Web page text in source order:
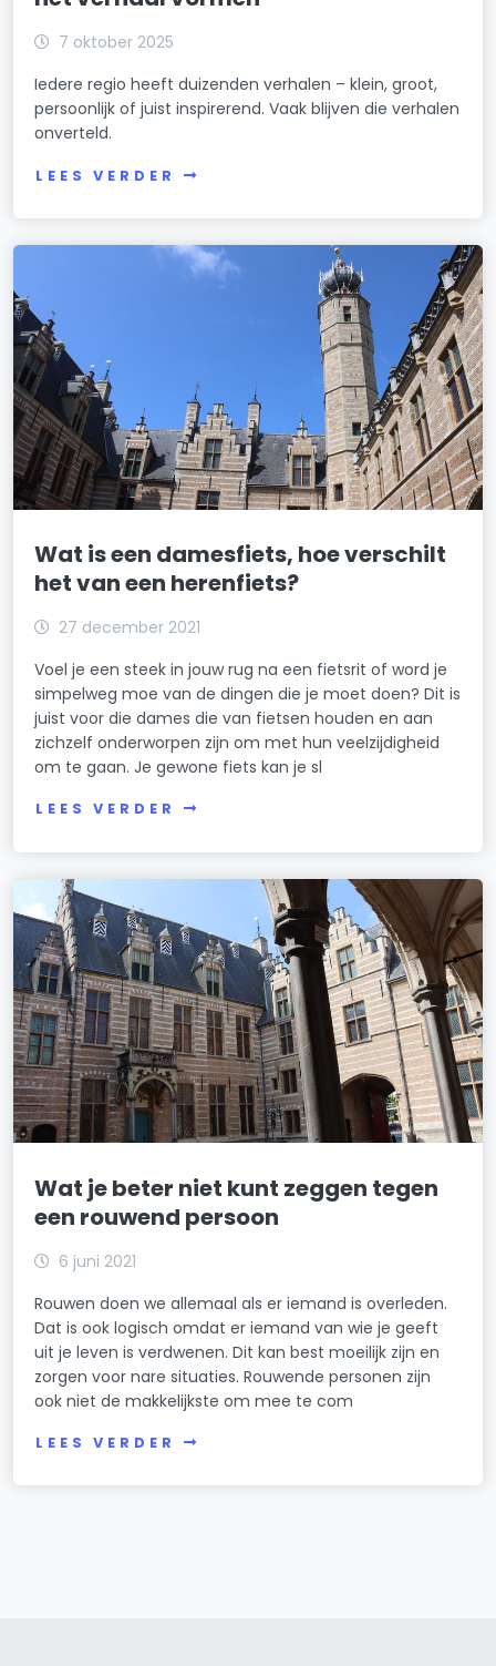
7 oktober 2025
Iedere regio heeft duizenden verhalen – klein, groot,
persoonlijk of juist inspirerend. Vaak blijven die verhalen
onverteld.
LEES VERDER
Wat is een damesfiets, hoe verschilt
het van een herenfiets?
27 december 2021
Voel je een steek in jouw rug na een fietsrit of word je
simpelweg moe van de dingen die je moet doen? Dit is
juist voor die dames die van fietsen houden en aan
zichzelf onderworpen zijn om met hun veelzijdigheid
om te gaan. Je gewone fiets kan je sl
LEES VERDER
Wat je beter niet kunt zeggen tegen
een rouwend persoon
6 juni 2021
Rouwen doen we allemaal als er iemand is overleden.
Dat is ook logisch omdat er iemand van wie je geeft
uit je leven is verdwenen. Dit kan best moeilijk zijn en
zorgen voor nare situaties. Rouwende personen zijn
ook niet de makkelijkste om mee te com
LEES VERDER